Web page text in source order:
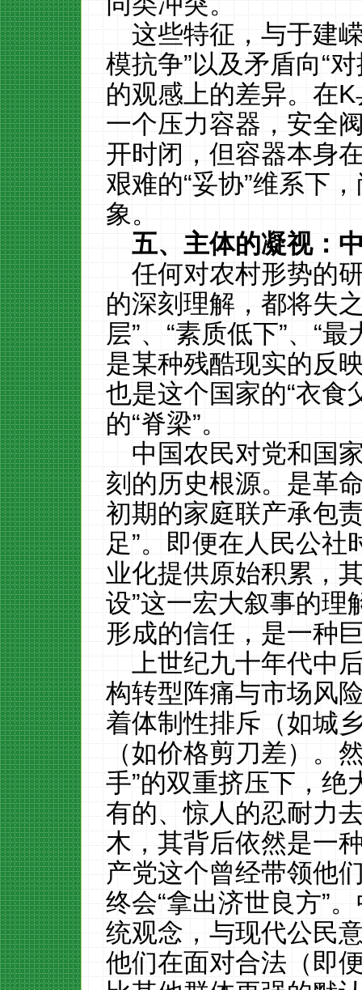
这些特征，与于建
模抗争”以及矛盾向“
的观感上的差异。在
一个压力容器，安全
开时闭，但容器本身
艰难的“妥协”维系下
象。
五、主体的凝视：
任何对农村形势的
的深刻理解，都将失
层”、“素质低下”、“
是某种残酷现实的反
也是这个国家的“衣食
的“脊梁”。
中国农民对党和国
刻的历史根源。是革
初期的家庭联产承包
足”。即便在人民公社
业化提供原始积累，
设”这一宏大叙事的理
形成的信任，是一种
上世纪九十年代中
构转型阵痛与市场风
着体制性排斥（如城
（如价格剪刀差）。
手”的双重挤压下，绝
有的、惊人的忍耐力
木，其背后依然是一
产党这个曾经带领他
终会“拿出济世良方”
统观念，与现代公民
他们在面对合法（即